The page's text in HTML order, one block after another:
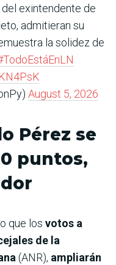
exintendente de
admitieran su
la solidez de
August 5, 2026
Pérez se
puntos,
que los votos a
de la
(ANR), ampliarán